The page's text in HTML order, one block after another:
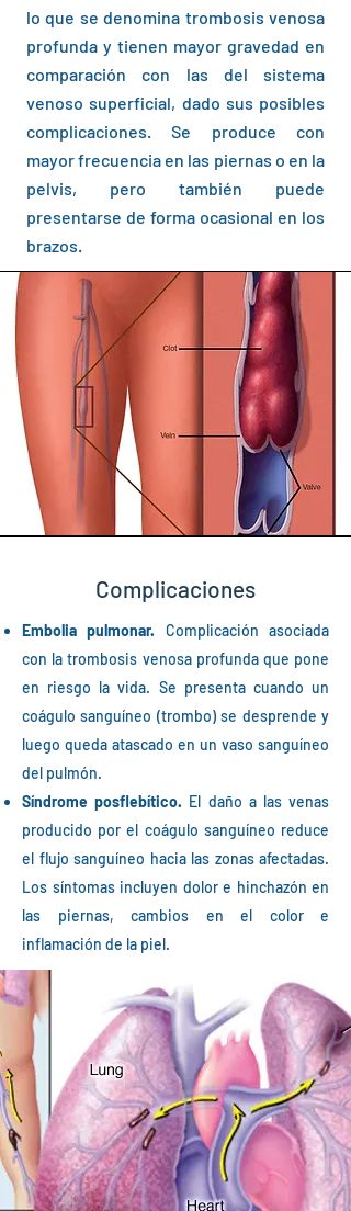
lo que se denomina trombosis venosa
profunda y tienen mayor gravedad en
comparación con las del sistema
venoso superficial, dado sus posibles
complicaciones. Se produce con
mayor frecuencia en las piernas o en la
pelvis, pero también puede
presentarse de forma ocasional en los
brazos.
Complicaciones
Embolia pulmonar. Complicación asociada
con la trombosis venosa profunda que pone
en riesgo la vida. Se presenta cuando un
coágulo sanguíneo (trombo) se desprende y
luego queda atascado en un vaso sanguíneo
del pulmón.
Síndrome posflebítico. El daño a las venas
producido por el coágulo sanguíneo reduce
el flujo sanguíneo hacia las zonas afectadas.
Los síntomas incluyen dolor e hinchazón en
las piernas, cambios en el color e
inflamación de la piel.